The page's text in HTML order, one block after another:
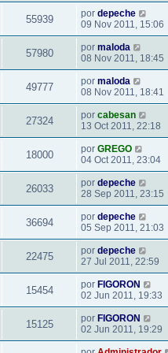
55939 por depeche
09 Nov 2011, 15:06
57980 por maloda
08 Nov 2011, 18:45
49777 por maloda
08 Nov 2011, 18:41
27324 por cabesan
13 Oct 2011, 22:18
18000 por GREGO
04 Oct 2011, 23:04
26033 por depeche
28 Sep 2011, 23:15
36694 por depeche
05 Sep 2011, 21:03
22475 por depeche
27 Jul 2011, 22:59
15454 por FIGORON
02 Jun 2011, 19:33
15125 por FIGORON
02 Jun 2011, 19:29